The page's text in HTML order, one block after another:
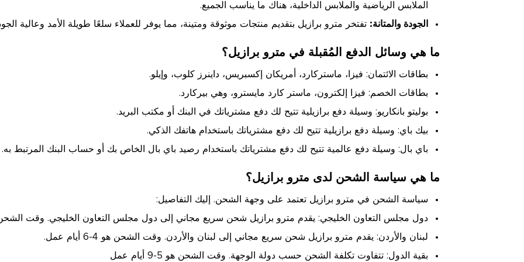
الملابس الرياضية والملابس الداخلية، هناك ما يناسب الجميع.
الجودة والمتانة: تفتخر مترو برازيل بتقديم منتجات موثوقة ومتينة، مما يوفر للعملاء سلعًا طويلة الأمد وعالية
ما هي وسائل الدفع المُقبلة في مترو برازيل؟
بطاقات الائتمان: فيزا، ماستركارد، أمريكان إكسبريس، داينرز كلوب، وإيلو.
بطاقات الخصم: فيزا إلكترون، ماستر كارد مايسترو، وهي بيركارد.
بوليتو بانكاريو: وسيلة دفع برازيلية تتيح لك دفع مشترياتك في البنك أو مكتب البريد.
بيك باي: وسيلة دفع برازيلية تتيح لك دفع مشترياتك باستخدام هاتفك الذكي.
باي بال: وسيلة دفع عالمية تتيح لك دفع مشترياتك باستخدام رصيد باي بال الخاص بك أو حساب البنك المرتبط به.
ما هي سياسة الشحن لدى مترو برازيل؟
سياسة الشحن في مترو برازيل تعتمد على وجهة الشحن. إليك التفاصيل:
دول مجلس التعاون الخليجي: يقدم مترو برازيل شحن سريع مجاني إلى دول مجلس التعاون الخليجي. وقت الشحن هو 3-5 أيام
لبنان والأردن: يقدم مترو برازيل شحن سريع مجاني إلى لبنان والأردن. وقت الشحن هو 4-6 أيام عمل.
بقية الدول: تتفاوت تكلفة الشحن حسب دولة الوجهة. وقت الشحن هو 5-9 أيام عمل